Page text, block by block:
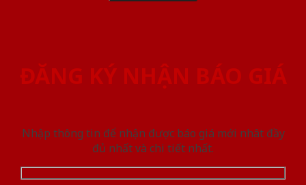
ĐĂNG KÝ NHẬN BÁO GIÁ
Nhập thông tin để nhận được báo giá mới nhât đầy
đủ nhất và chi tiết nhất.